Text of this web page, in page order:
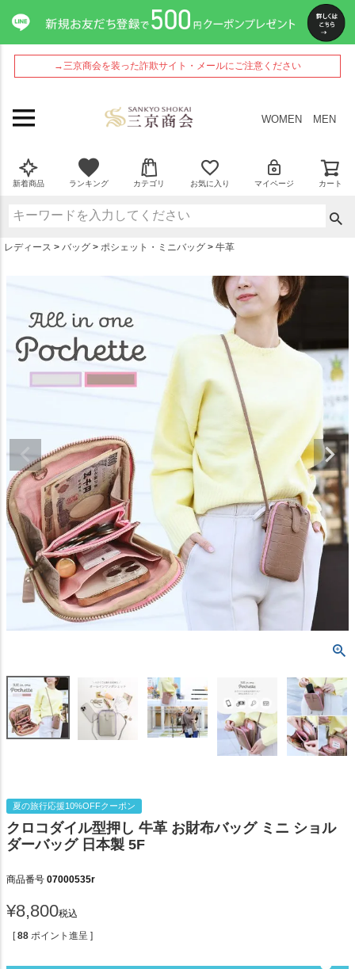
→三京商会を装った詐欺サイト・メールにご注意ください
WOMEN MEN
新着商品 ランキング カテゴリ お気に入り マイページ カート
レディース バッグ ポシェット・ミニバッグ 牛革
夏の旅行応援10%OFFクーポン
クロコダイル型押し 牛革 お財布バッグ ミニ ショル
ダーバッグ 日本製 5F
商品番号 07000535r
¥8,800税込
[ 88 ポイント進呈 ]
ペー
ジト
ップ
へ